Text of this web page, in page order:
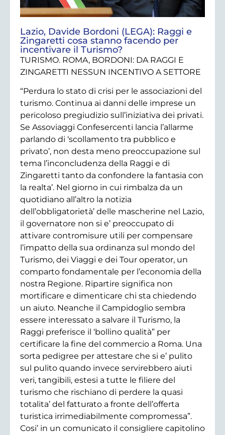
Lazio, Davide Bordoni (LEGA): Raggi e
Zingaretti cosa stanno facendo per
incentivare il Turismo?
TURISMO. ROMA, BORDONI: DA RAGGI E
ZINGARETTI NESSUN INCENTIVO A SETTORE
“Perdura lo stato di crisi per le associazioni del
turismo. Continua ai danni delle imprese un
pericoloso pregiudizio sull’iniziativa dei privati.
Se Assoviaggi Confesercenti lancia l’allarme
parlando di ‘scollamento tra pubblico e
privato’, non desta meno preoccupazione sul
tema l’inconcludenza della Raggi e di
Zingaretti tanto da confondere la fantasia con
la realta’. Nel giorno in cui rimbalza da un
quotidiano all’altro la notizia
dell’obbligatorietà’ delle mascherine nel Lazio,
il governatore non si e’ preoccupato di
attivare contromisure utili per compensare
l’impatto della sua ordinanza sul mondo del
Turismo, dei Viaggi e dei Tour operator, un
comparto fondamentale per l’economia della
nostra Regione. Ripartire significa non
mortificare e dimenticare chi sta chiedendo
un aiuto. Neanche il Campidoglio sembra
essere interessato a salvare il Turismo, la
Raggi preferisce il ‘bollino qualità” per
certificare la fine del commercio a Roma. Una
sorta pedigree per attestare che si e’ pulito
sul pulito quando invece servirebbero aiuti
veri, tangibili, estesi a tutte le filiere del
turismo che rischiano di perdere la quasi
totalita’ del fatturato a fronte dell’offerta
turistica irrimediabilmente compromessa”.
Cosi’ in un comunicato il consigliere capitolino